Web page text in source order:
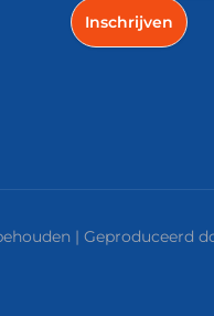
| Geproduceerd